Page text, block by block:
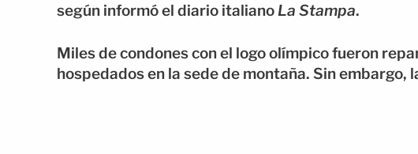
según informó el diario italiano La Stampa.
Miles de condones con el logo olímpico fueron
hospedados en la sede de montaña. Sin embargo,